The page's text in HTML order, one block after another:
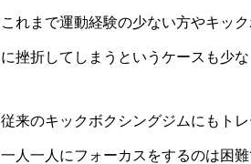
これまで運動経験の少ない方やキッ
に挫折してしまうというケースも少
従来のキックボクシングジムにもト
一人一人にフォーカスをするのは困